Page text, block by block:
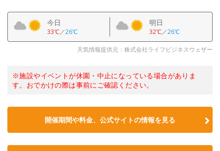
今日
33℃／26℃
明日
32℃／26℃
天気情報提供元：株式会社ライフビジネスウェザー
※施設やイベントが休園・中止になっている場合がありま
す。おでかけの際は事前にご確認ください。
開催期間や料金、公式サイトの情報を見る